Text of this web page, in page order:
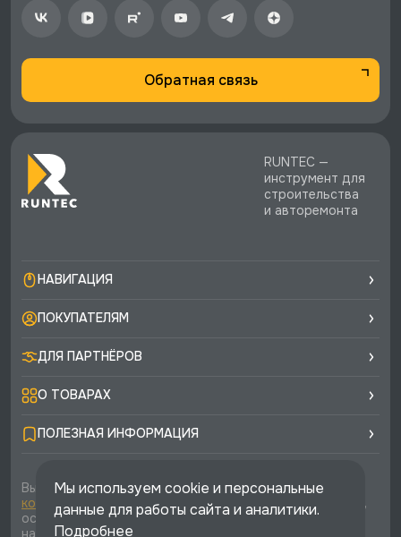
Обратная связь
RUNTEC —
инструмент для
строительства
и авторемонта
НАВИГАЦИЯ
ПОКУПАТЕЛЯМ
ДЛЯ ПАРТНЁРОВ
О ТОВАРАХ
ПОЛЕЗНАЯ ИНФОРМАЦИЯ
Вы соглашаетесь с условиямиполитики
конфиденциальностиипубличной офертыкаждый раз,
оставляя свои данные в любой форме обратной связи
на сайте runtec-shop.ru
Мы используем cookie и персональные
данные для работы сайта и аналитики.
Подробнее